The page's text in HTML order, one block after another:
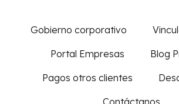
Gobierno corporativo
Portal Empresas Blog
Pagos otros clientes
Contáctanos